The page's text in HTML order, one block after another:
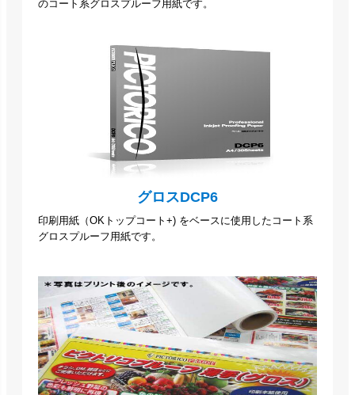
のコート系グロスプルーフ用紙です。
グロスDCP6
印刷用紙（OKトップコート+) をベースに使用したコート系
グロスプルーフ用紙です。